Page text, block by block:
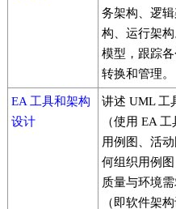
务架构、逻
构、运行架
模型，跟踪
转换和管理。
EA 工具和架构
设计
讲述 UML 工
（使用 EA
用例图、活
何组织用例
质量与环境
（即软件架